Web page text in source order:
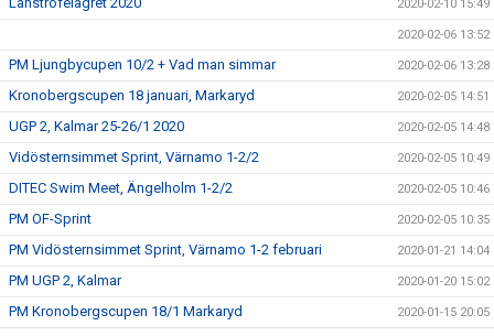
2020-02-10 15:49
2020-02-06 13:52
PM Ljungbycupen 10/2 + Vad man simmar 2020-02-06 13:28
Kronobergscupen 18 januari, Markaryd 2020-02-05 14:51
UGP 2, Kalmar 25-26/1 2020 2020-02-05 14:48
Vidösternsimmet Sprint, Värnamo 1-2/2 2020-02-05 10:49
DITEC Swim Meet, Ängelholm 1-2/2 2020-02-05 10:46
PM OF-Sprint 2020-02-05 10:35
PM Vidösternsimmet Sprint, Värnamo 1-2 februari 2020-01-21 14:04
PM UGP 2, Kalmar 2020-01-20 15:02
PM Kronobergscupen 18/1 Markaryd 2020-01-15 20:05